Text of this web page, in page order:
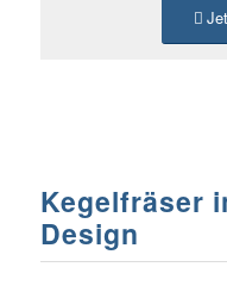
Kegelfräser
Design